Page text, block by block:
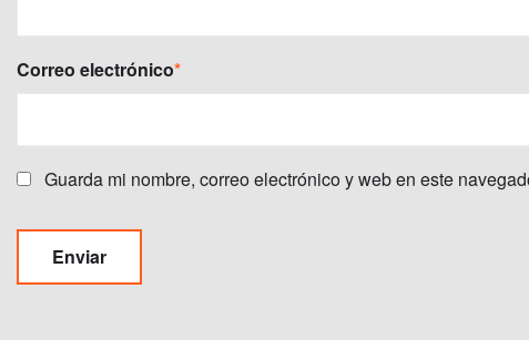
Correo electrónico*
Guarda mi nombre, correo electrónico y web en este